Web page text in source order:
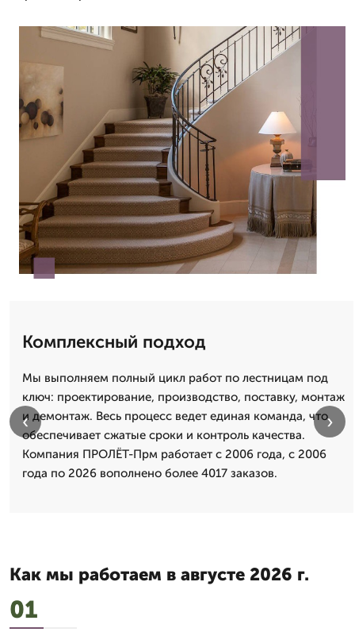
Комплексный подход
Мы выполняем полный цикл работ по лестницам под
ключ: проектирование, производство, поставку, монтаж
и демонтаж. Весь процесс ведет единая команда, что
обеспечивает сжатые сроки и контроль качества.
Компания ПРОЛЁТ-Прм работает с 2006 года, с 2006
года по 2026 вополнено более 4017 заказов.
‹ ›
Как мы работаем в августе 2026 г.
01